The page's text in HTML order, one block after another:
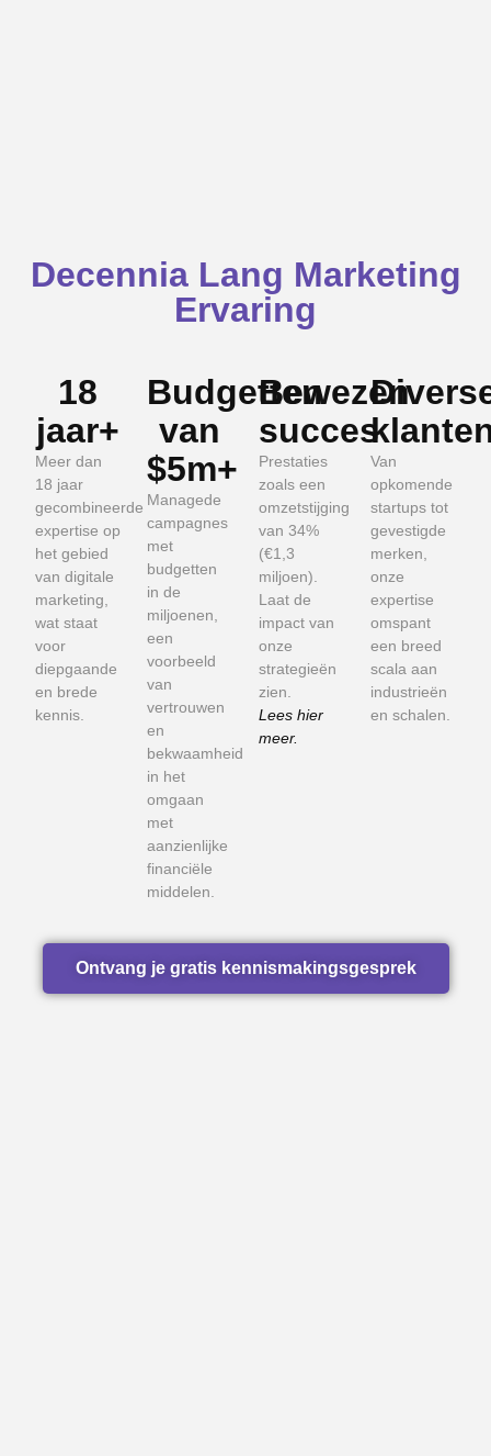
Decennia Lang Marketing
Ervaring
18
jaar+
Meer dan
18 jaar
gecombineerde
expertise op
het gebied
van digitale
marketing,
wat staat
voor
diepgaande
en brede
kennis.
Budgetten
van
$5m+
Managede
campagnes
met
budgetten
in de
miljoenen,
een
voorbeeld
van
vertrouwen
en
bekwaamheid
in het
omgaan
met
aanzienlijke
financiële
middelen.
Bewezen
succes
Prestaties
zoals een
omzetstijging
van 34%
(€1,3
miljoen).
Laat de
impact van
onze
strategieën
zien.
Lees hier
meer.
Van
opkomende
startups tot
gevestigde
merken,
onze
expertise
omspant
een breed
scala aan
industrieën
en schalen.
Ontvang je gratis kennismakingsgesprek